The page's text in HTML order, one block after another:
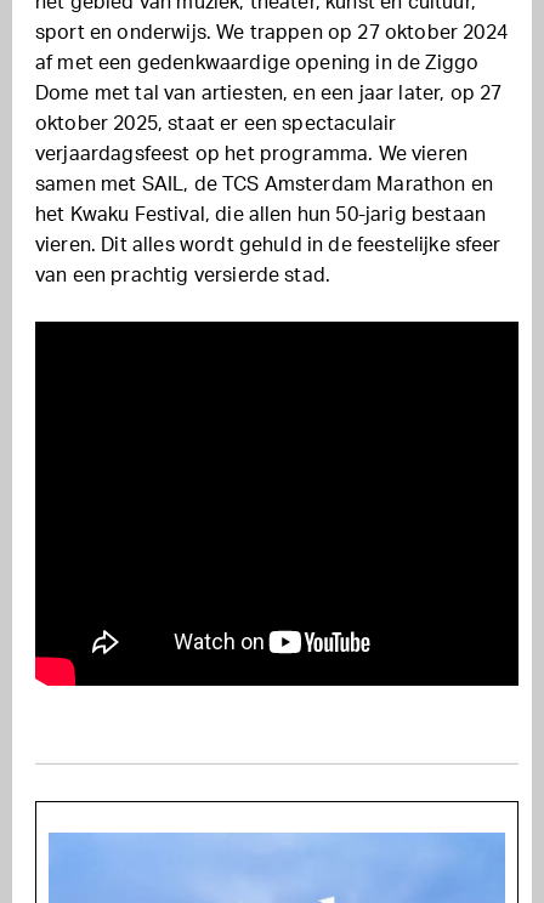
sport en onderwijs. We trappen op 27 oktober 2024
af met een gedenkwaardige opening in de Ziggo
Dome met tal van artiesten, en een jaar later, op 27
oktober 2025, staat er een spectaculair
verjaardagsfeest op het programma. We vieren
samen met SAIL, de TCS Amsterdam Marathon en
het Kwaku Festival, die allen hun 50-jarig bestaan
vieren. Dit alles wordt gehuld in de feestelijke sfeer
van een prachtig versierde stad.